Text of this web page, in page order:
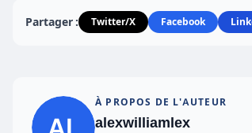
Partager : Twitter/X Facebook
À PROPOS DE L'AUTEUR
alexwilliamlex